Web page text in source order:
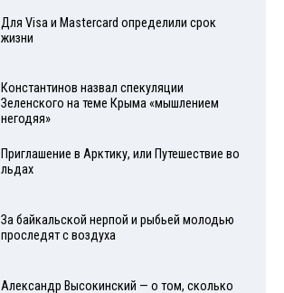
Для Visа и Mastercard определили срок
жизни
Константинов назвал спекуляции
Зеленского на теме Крыма «мышлением
негодяя»
Приглашение в Арктику, или Путешествие во
льдах
За байкальской нерпой и рыбьей молодью
проследят с воздуха
Александр Высокинский — о том, сколько